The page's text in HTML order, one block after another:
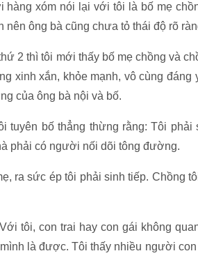
hàng xóm nói lại với tôi là bố mẹ
nên ông bà cũng chưa tỏ thái độ rõ
2 thì tôi mới thấy bố mẹ chồng và
xinh xắn, khỏe mạnh, vô cùng
của ông bà nội và bố.
tuyên bố thẳng thừng rằng: Tôi
phải có người nối dõi tông đường.
ra sức ép tôi phải sinh tiếp. Chồng
tôi, con trai hay con gái không
là được. Tôi thấy nhiều người